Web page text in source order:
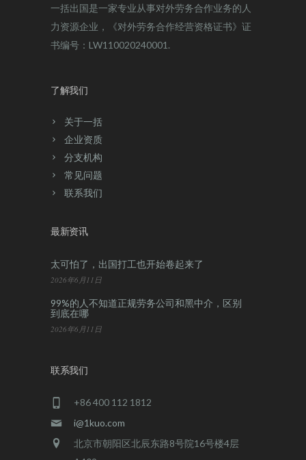
一括出国是一家专业从事对外劳务合作业务的人
力资源企业，《对外劳务合作经营资格证书》证
书编号：LW110020240001.
了解我们
关于一括
企业资质
分支机构
常见问题
联系我们
最新资讯
太可怕了，出国打工也开始卷起来了
2026年6月11日
99%的人不知道正规劳务公司和黑中介，区别
到底在哪
2026年6月11日
联系我们
+86 400 112 1812
i@1kuo.com
北京市朝阳区北辰东路8号院16号楼4层